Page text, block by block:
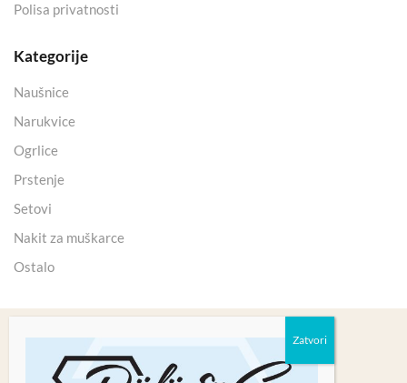
Polisa privatnosti
Kategorije
Naušnice
Narukvice
Ogrlice
Prstenje
Setovi
Nakit za muškarce
Ostalo
Copyright 2025 © Kristali Minerali d.o.o